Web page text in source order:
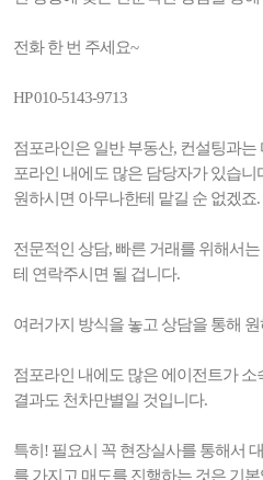
전화 한 번 주세요~
HP 010-5143-9713
점포라인은 일반 부동산, 컨설팅과
포라인 내에도 많은 담당자가 있습
원하시면 아무나한테 맡길 순 없겠죠.
전문적인 상담, 빠른 거래를 위해서
테 연락주시면 될 겁니다.
여러가지 방식을 놓고 상담을 통해
점포라인 내에도 많은 에이전트가
결과도 천차만별일 것입니다.
특히! 필요시 꼭 현장실사를 통해서
를 가지고 매도를 진행하는 것은 기